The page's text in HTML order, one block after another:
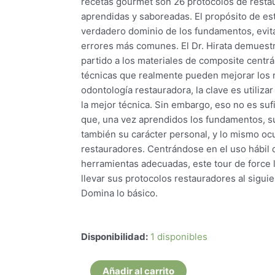
aprendidas y saboreadas. El propósito de
verdadero dominio de los fundamentos,
errores más comunes. El Dr. Hirata
partido a los materiales de composite
técnicas que realmente pueden mejorar los
odontología restauradora, la clave es
la mejor técnica. Sin embargo, eso no es
que, una vez aprendidos los fundamentos,
también su carácter personal, y lo mismo
restauradores. Centrándose en el uso hábil
herramientas adecuadas, este tour de
llevar sus protocolos restauradores al
Domina lo básico.
Disponibilidad: 1 disponibles
Recipes
Restauraciones
Añadir al carrito